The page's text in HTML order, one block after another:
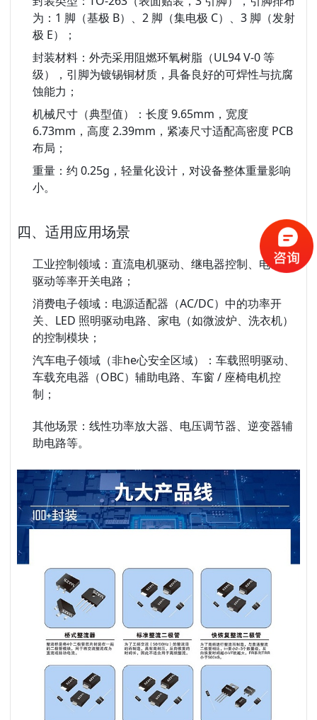
为：1 脚（基极 B）、2 脚（集电极 C）、3 脚（发射
极 E）；
封装材料：外壳采用阻燃环氧树脂（UL94 V-0 等
级），引脚为镀锡铜材质，具备良好的可焊性与抗腐
蚀能力；
机械尺寸（典型值）：长度 9.65mm，宽度
6.73mm，高度 2.39mm，紧凑尺寸适配高密度 PCB
布局；
重量：约 0.25g，轻量化设计，对设备整体重量影响
小。
四、适用应用场景
工业控制领域：直流电机驱动、继电器控制、电磁阀
驱动等率开关电路；
消费电子领域：电源适配器（AC/DC）中的功率开
关、LED 照明驱动电路、家电（如微波炉、洗衣机）
的控制模块；
汽车电子领域（非he心安全区域）：车载照明驱动、
车载充电器（OBC）辅助电路、车窗 / 座椅电机控
制；
其他场景：线性功率放大器、电压调节器、逆变器辅
助电路等。